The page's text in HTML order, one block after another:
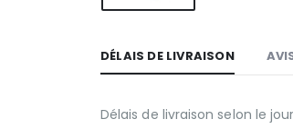
DÉLAIS DE LIVRAISON
Délais de livraison selon le